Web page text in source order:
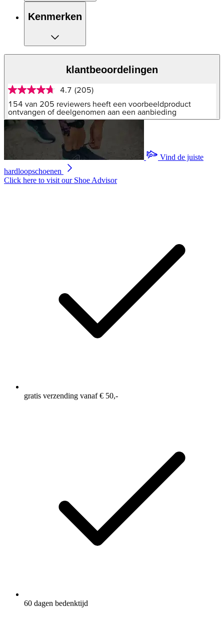
Kenmerken
klantbeoordelingen
4.7
van
5
sterren,
gemiddelde
scorewaarde.
Reviews.
paginalink.
4.7 (205)
154 van 205 reviewers heeft een voorbeeldproduct
ontvangen of deelgenomen aan een aanbieding
Vind de juiste
hardloopschoenen
Click here to visit our Shoe Advisor
gratis verzending vanaf € 50,-
60 dagen bedenktijd